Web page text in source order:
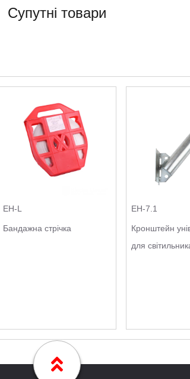
Супутні товари
EH-L
Бандажна стрічка
EH-7.1
Кронштейн
для